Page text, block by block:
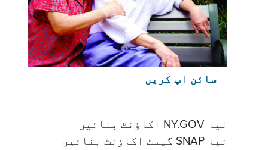
سائن اپ کریں
نیا NY.GOV اکاؤنٹ بنائیں
نیا SNAP گیسٹ اکاؤنٹ بنائیں